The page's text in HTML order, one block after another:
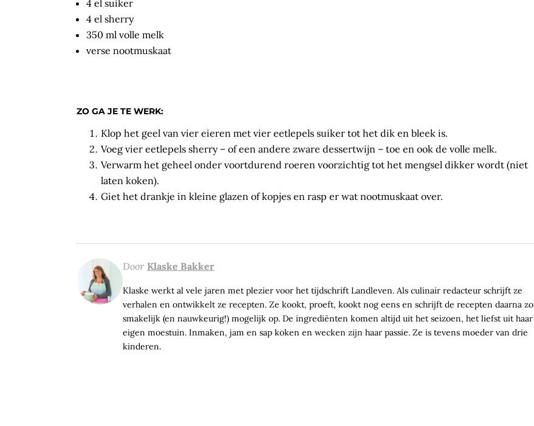
4 el suiker
4 el sherry
350 ml volle melk
verse nootmuskaat
ZO GA JE TE WERK:
Klop het geel van vier eieren met vier eetlepels suiker tot het dik en bleek is.
Voeg vier eetlepels sherry – of een andere zware dessertwijn – toe en ook de volle melk.
Verwarm het geheel onder voortdurend roeren voorzichtig tot het mengsel dikker wordt (niet
laten koken).
Giet het drankje in kleine glazen of kopjes en rasp er wat nootmuskaat over.
Door Klaske Bakker
Klaske werkt al vele jaren met plezier voor het tijdschrift Landleven. Als culinair redacteur schrijft ze
verhalen en ontwikkelt ze recepten. Ze kookt, proeft, kookt nog eens en schrijft de recepten daarna zo
smakelijk (en nauwkeurig!) mogelijk op. De ingrediënten komen altijd uit het seizoen, het liefst uit haar
eigen moestuin. Inmaken, jam en sap koken en wecken zijn haar passie. Ze is tevens moeder van drie
kinderen.